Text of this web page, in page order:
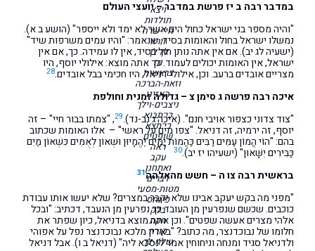
ויצא
תולדות
חיי-שרה
וירא
לך־לך
נח
בראשית
וזאת-הברכה
האזינו
ניצבים-וילך
כי־תבוא
כי־תצא
שופטים
ראה
עקב
ואתחנן
דברים
מטות-מסעי
פינחס
בלק
חקת
קורח
שלח-לך
במדבר רבה ב יז פרשת במדבר – יועצי העולם
"והיה מספר בני ישראל כחול הים אשר לא ימד ולא ייספר" (הושע ב א).
נמשלו ישראל בחול והאומות בסיד, שנאמר: "והיו עמים משרפות שיד"
(ישעיה לג יב). אם אין אתה נותן חול בסיד, אין לו עמידה. כך, אם אין
ישראל, אין האומות יכולים לעמוד. כך אתה מוצא: אילולי יוסף, היו
מצריים אובדים ברעב. וכן, אילולי דניאל, היו חכימי בבל אובדים.28
איכה רבה פרשה ג סימן צ – גדולה זמנית וחולפת
"צוד צדוני כצפור אויבי חנם". (איכה ג נב-נד).29, "צמתו בבור חיי" – זה
יוסף, זה ירמיה, זה דניאל. "צפו מים על ראשי" – אלו האומות שכתוב
בהם: "הוֹי הֲמוֹן עַמִּים רַבִּים כַּהֲמוֹת יַמִּים יֶהֱמָיוּן וּשְׁאוֹן לְאֻמִּים כִּשְׁאוֹן מַיִם
כַּבִּירִים יִשָּׁאוּן" (ישעיהו יז יב).30
בראשית רבה צו ה – חשש מהאלהה31
"מפני מה בקש יעקב אבינו שלא יקבר במצרים? שלא יעשו אותו עבודת
כוכבים. שכשם שנפרעין מן העובד כך נפרעין מן הנעבד, דכתיב: "ובכל
אלהי מצרים אעשה שפטים". וכן אתה מוצא בדניאל, כיון שפתר את
חלומו של נבוכדנצר, מה כתוב? "באדין מלכא נבוכדנצר נפל על אפוהי
ולדניאל סגיד ומנחה וניחוחין אמר לנסכא ליה" (דניאל ב ו). אבל דניאל